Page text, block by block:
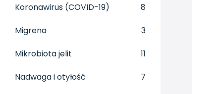
Koronawirus (COVID-19) 8
Migrena 3
Mikrobiota jelit 11
Nadwaga i otyłość 7